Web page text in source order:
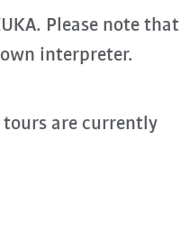
Please note that
interpreter.
are currently